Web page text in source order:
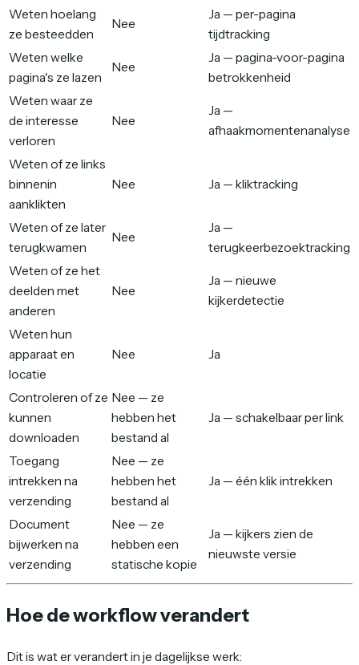
Weten hoelang
ze besteedden
Nee
Ja — per-pagina
tijdtracking
Weten welke
pagina's ze lazen
Nee
Ja — pagina-voor-pagina
betrokkenheid
Weten waar ze
de interesse
verloren
Nee
Ja —
afhaakmomentenanalyse
Weten of ze links
binnenin
aanklikten
Nee Ja — kliktracking
Weten of ze later
terugkwamen
Nee
Ja —
terugkeerbezoektracking
Weten of ze het
deelden met
anderen
Nee
Ja — nieuwe
kijkerdetectie
Weten hun
apparaat en
locatie
Nee Ja
Controleren of ze
kunnen
downloaden
Nee — ze
hebben het
bestand al
Ja — schakelbaar per link
Toegang
intrekken na
verzending
Nee — ze
hebben het
bestand al
Ja — één klik intrekken
Document
bijwerken na
verzending
Nee — ze
hebben een
statische kopie
Ja — kijkers zien de
nieuwste versie
Hoe de workflow verandert
Dit is wat er verandert in je dagelijkse werk: